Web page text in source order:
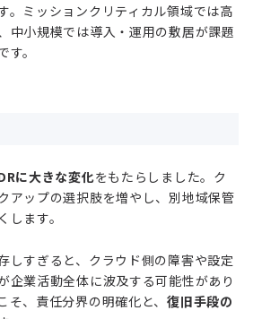
。ミッションクリティカル領域では高
中小規模では導入・運用の敷居が課題
。
に大きな変化をもたらしました。ク
アップの選択肢を増やし、別地域保管
ます。
しすぎると、クラウド側の障害や設定
企業活動全体に波及する可能性があり
そ、責任分界の明確化と、復旧手段の